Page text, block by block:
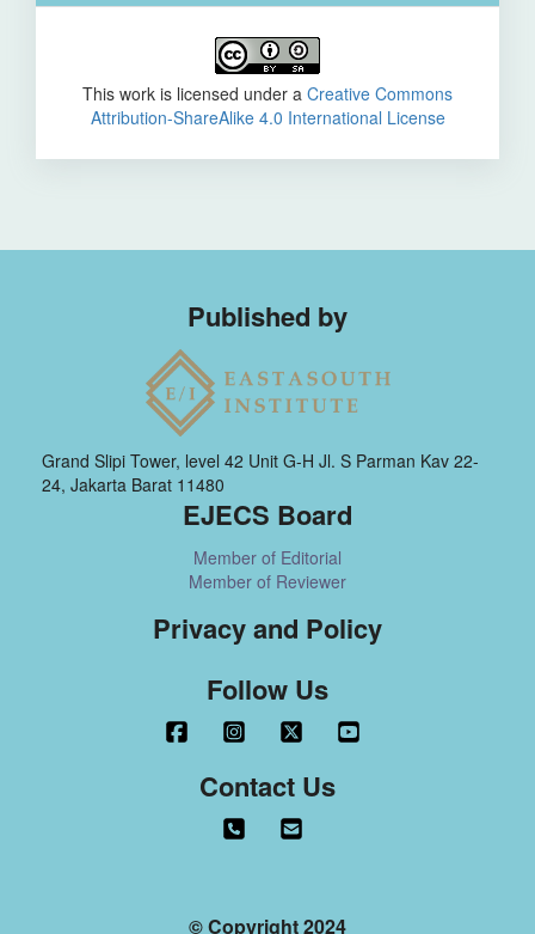
This work is licensed under a Creative Commons
Attribution-ShareAlike 4.0 International License
Published by
Grand Slipi Tower, level 42 Unit G-H Jl. S Parman Kav 22-
24, Jakarta Barat 11480
EJECS Board
Member of Editorial
Member of Reviewer
Privacy and Policy
Follow Us
Contact Us
© Copyright 2024